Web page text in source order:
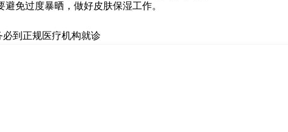
免过度暴晒，做好皮肤保湿工作。
到正规医疗机构就诊